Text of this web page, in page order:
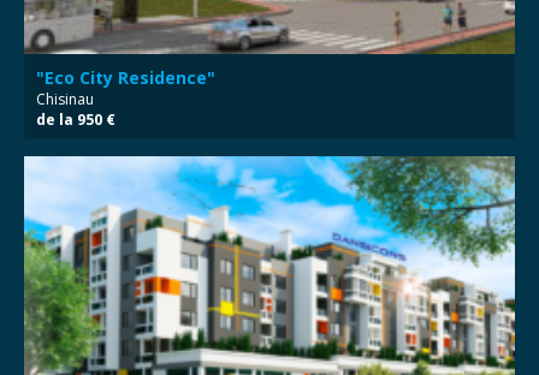
"Eco City Residence"
Chisinau
de la 950 €